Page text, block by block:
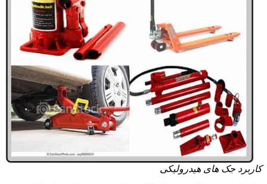
کاربرد جک های هیدرولیکی